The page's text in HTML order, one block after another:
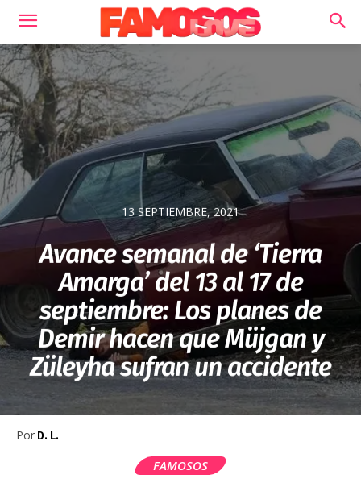
13 SEPTIEMBRE, 2021
Avance semanal de ‘Tierra
Amarga’ del 13 al 17 de
septiembre: Los planes de
Demir hacen que Müjgan y
Züleyha sufran un accidente
Por D. L.
FAMOSOS